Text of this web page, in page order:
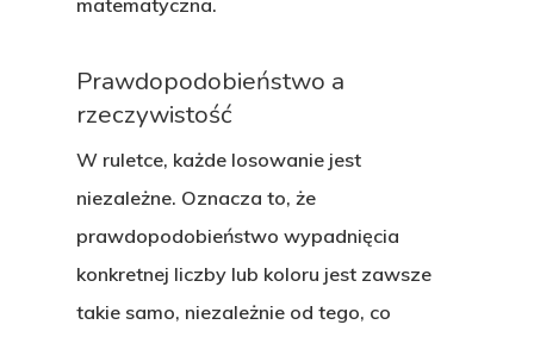
matematyczna.
Prawdopodobieństwo a
rzeczywistość
W ruletce, każde losowanie jest
niezależne. Oznacza to, że
prawdopodobieństwo wypadnięcia
konkretnej liczby lub koloru jest zawsze
takie samo, niezależnie od tego, co